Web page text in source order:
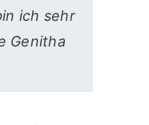
ich sehr
Genitha